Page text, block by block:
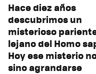
Hace diez años
descubrimos un
misterioso
lejano del Homo
Hoy ese misterio
sino agrandarse